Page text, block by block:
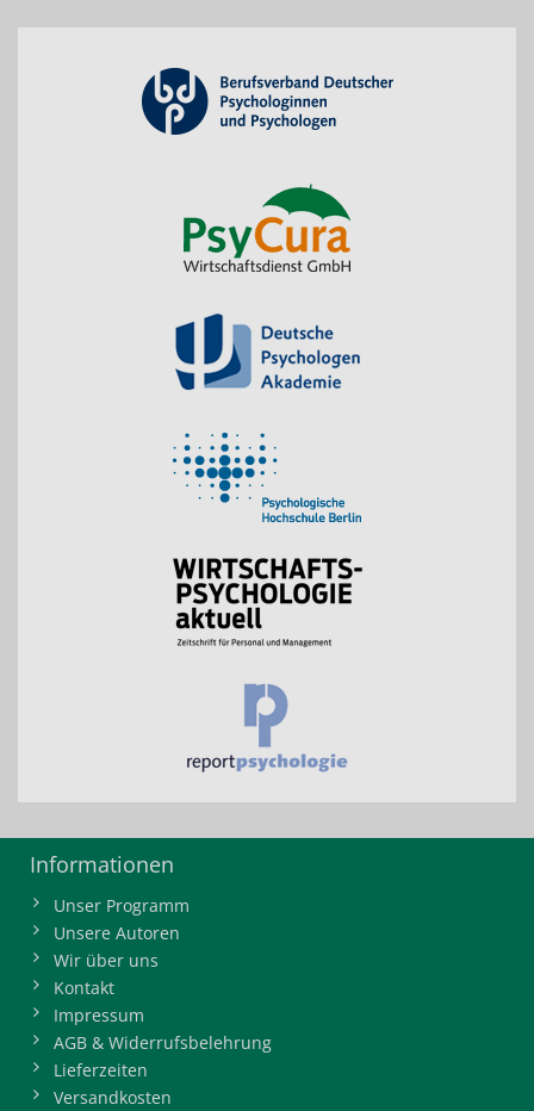
Informationen
Unser Programm
Unsere Autoren
Wir über uns
Kontakt
Impressum
AGB & Widerrufsbelehrung
Lieferzeiten
Versandkosten